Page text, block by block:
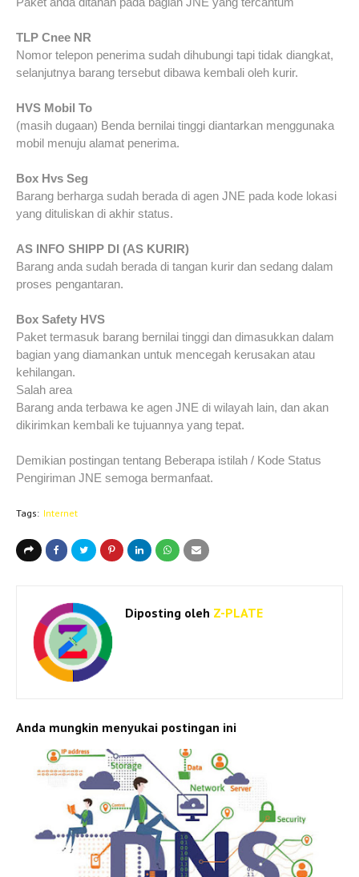
TLP Cnee NR
Nomor telepon penerima sudah dihubungi tapi tidak diangkat,
selanjutnya barang tersebut dibawa kembali oleh kurir.
HVS Mobil To
(masih dugaan) Benda bernilai tinggi diantarkan menggunaka
mobil menuju alamat penerima.
Box Hvs Seg
Barang berharga sudah berada di agen JNE pada kode lokasi
yang dituliskan di akhir status.
AS INFO SHIPP DI (AS KURIR)
Barang anda sudah berada di tangan kurir dan sedang dalam
proses pengantaran.
Box Safety HVS
Paket termasuk barang bernilai tinggi dan dimasukkan dalam
bagian yang diamankan untuk mencegah kerusakan atau
kehilangan.
Salah area
Barang anda terbawa ke agen JNE di wilayah lain, dan akan
dikirimkan kembali ke tujuannya yang tepat.
Demikian postingan tentang Beberapa istilah / Kode Status
Pengiriman JNE semoga bermanfaat.
Tags: Internet
Diposting oleh Z-PLATE
Anda mungkin menyukai postingan ini